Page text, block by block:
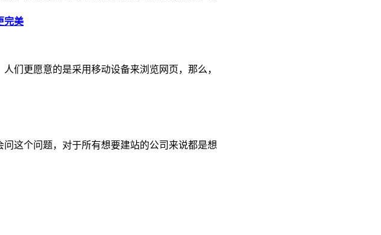
完美
们更愿意的是采用移动设备来浏览网页，那么，
这个问题，对于所有想要建站的公司来说都是想